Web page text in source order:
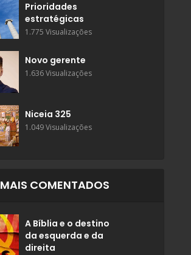
Prioridades
estratégicas
1.775 Visualizações
Novo gerente
1.636 Visualizações
Niceia 325
1.049 Visualizações
MAIS COMENTADOS
A Bíblia e o destino
da esquerda e da
direita